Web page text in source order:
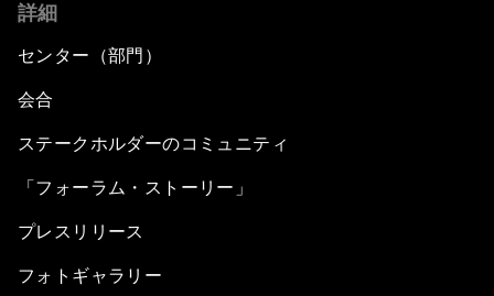
詳細
センター（部門）
会合
ステークホルダーのコミュニティ
「フォーラム・ストーリー」
プレスリリース
フォトギャラリー